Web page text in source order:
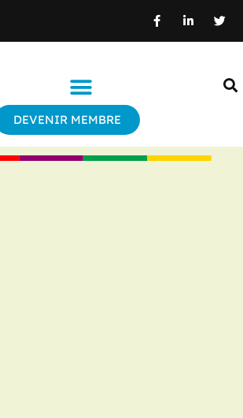
DEVENIR MEMBRE